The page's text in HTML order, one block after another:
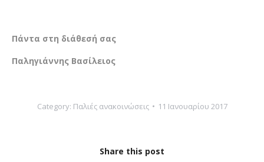
Πάντα στη διάθεσή σας
Παληγιάννης Βασίλειος
Category: Παλιές ανακοινώσεις 11 Ιανουαρίου 2017
Share this post